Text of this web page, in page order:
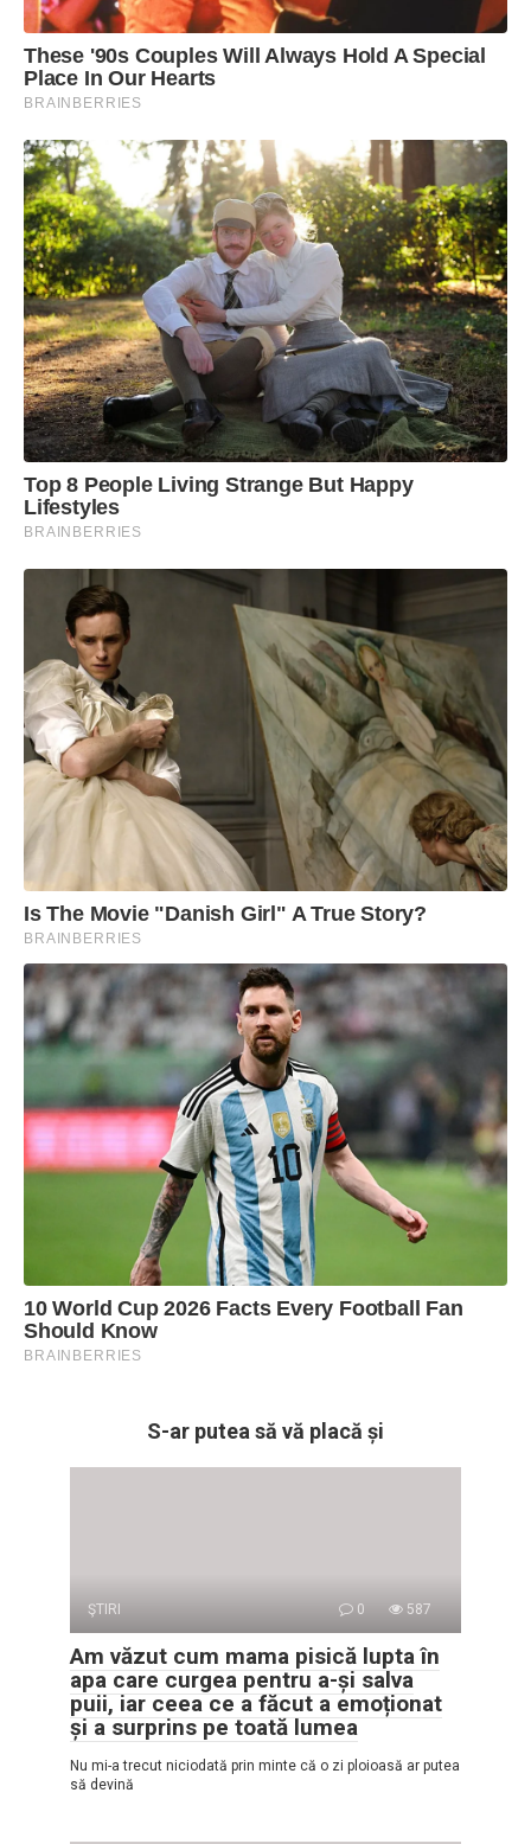
S-ar putea să vă placă și
ŞTIRI 0 587
Am văzut cum mama pisică lupta în
apa care curgea pentru a-și salva
puii, iar ceea ce a făcut a emoționat
și a surprins pe toată lumea
Nu mi-a trecut niciodată prin minte că o zi ploioasă ar putea
să devină